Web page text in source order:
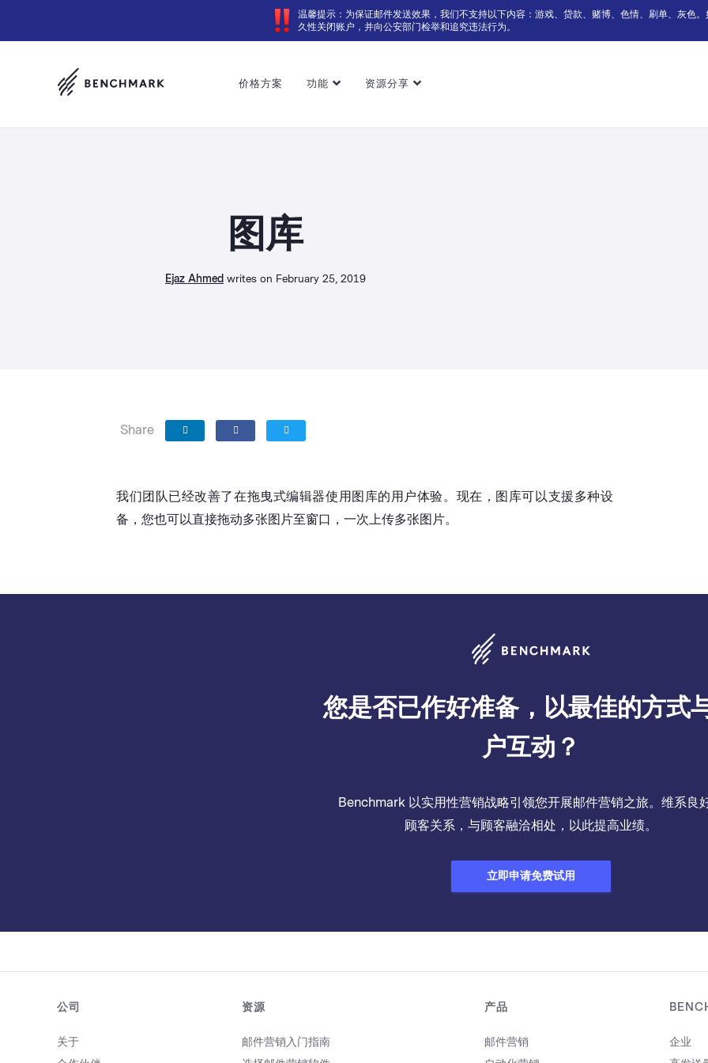
温馨提示：为保证邮件发送效果，我们不支持以下内容：游戏、贷款、赌博、色情、刷单、灰色
久性关闭账户，并向公安部门检举和追究违法行为。
价格方案 功能 资源分享
图库
Ejaz Ahmed writes on February 25, 2019
Share
我们团队已经改善了在拖曳式编辑器使用图库的用户体验。现在，图库可以支援多种设
备，您也可以直接拖动多张图片至窗口，一次上传多张图片。
您是否已作好准备，以最佳的方式
户互动？
Benchmark 以实用性营销战略引领您开展邮件营销之旅。维系良
顾客关系，与顾客融洽相处，以此提高业绩。
立即申请免费试用
公司
关于
资源
邮件营销入门指南
产品
邮件营销
企业